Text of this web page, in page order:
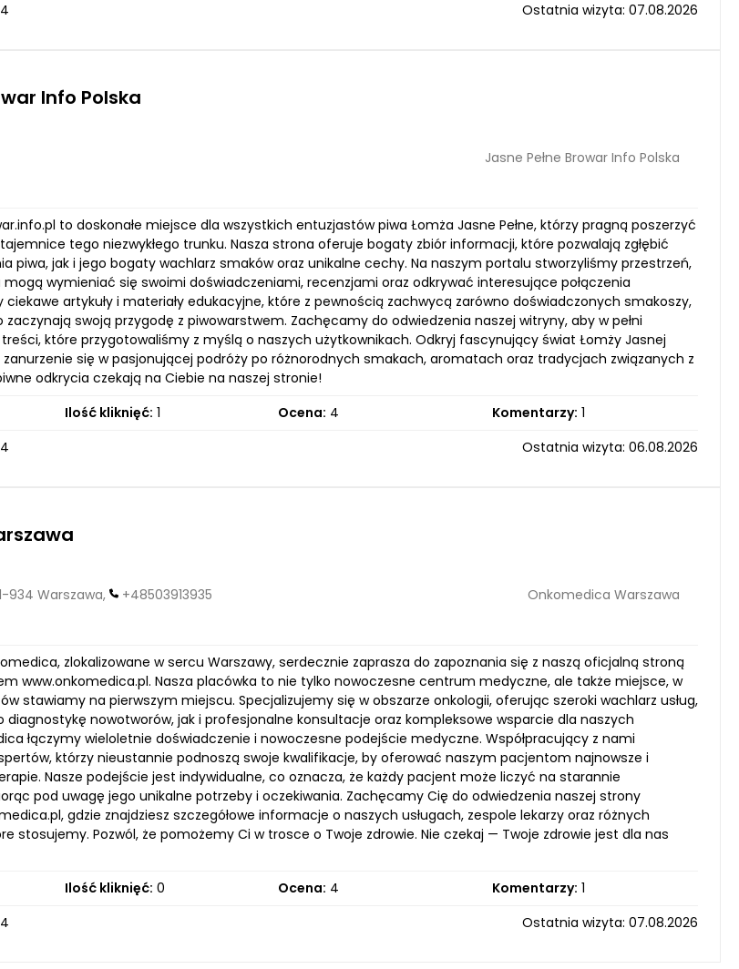
Ostatnia wizyta: 07.08.2026
Info Polska
Jasne Pełne Browar Info Polska
to doskonałe miejsce dla wszystkich entuzjastów piwa Łomża Jasne Pełne, którzy pragną poszerzyć
tego niezwykłego trunku. Nasza strona oferuje bogaty zbiór informacji, które pozwalają zgłębić
piwa, jak i jego bogaty wachlarz smaków oraz unikalne cechy. Na naszym portalu stworzyliśmy przestrzeń,
mogą wymieniać się swoimi doświadczeniami, recenzjami oraz odkrywać interesujące połączenia
artykuły i materiały edukacyjne, które z pewnością zachwycą zarówno doświadczonych smakoszy,
zaczynają swoją przygodę z piwowarstwem. Zachęcamy do odwiedzenia naszej witryny, aby w pełni
które przygotowaliśmy z myślą o naszych użytkownikach. Odkryj fascynujący świat Łomży Jasnej
zanurzenie się w pasjonującej podróży po różnorodnych smakach, aromatach oraz tradycjach związanych z
odkrycia czekają na Ciebie na naszej stronie!
Ilość kliknięć: 1 Ocena: 4 Komentarzy: 1
Ostatnia wizyta: 06.08.2026
934 Warszawa, +48503913935 Onkomedica Warszawa
zlokalizowane w sercu Warszawy, serdecznie zaprasza do zapoznania się z naszą oficjalną stroną
www.onkomedica.pl. Nasza placówka to nie tylko nowoczesne centrum medyczne, ale także miejsce, w
stawiamy na pierwszym miejscu. Specjalizujemy się w obszarze onkologii, oferując szeroki wachlarz usług,
diagnostykę nowotworów, jak i profesjonalne konsultacje oraz kompleksowe wsparcie dla naszych
łączymy wieloletnie doświadczenie i nowoczesne podejście medyczne. Współpracujący z nami
którzy nieustannie podnoszą swoje kwalifikacje, by oferować naszym pacjentom najnowsze i
Nasze podejście jest indywidualne, co oznacza, że każdy pacjent może liczyć na starannie
pod uwagę jego unikalne potrzeby i oczekiwania. Zachęcamy Cię do odwiedzenia naszej strony
gdzie znajdziesz szczegółowe informacje o naszych usługach, zespole lekarzy oraz różnych
stosujemy. Pozwól, że pomożemy Ci w trosce o Twoje zdrowie. Nie czekaj — Twoje zdrowie jest dla nas
Ilość kliknięć: 0 Ocena: 4 Komentarzy: 1
Ostatnia wizyta: 07.08.2026